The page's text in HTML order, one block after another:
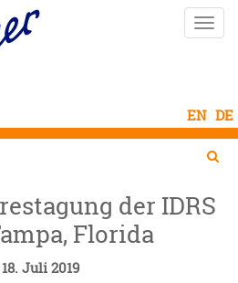

der IDRS
Florida
Juli 2019